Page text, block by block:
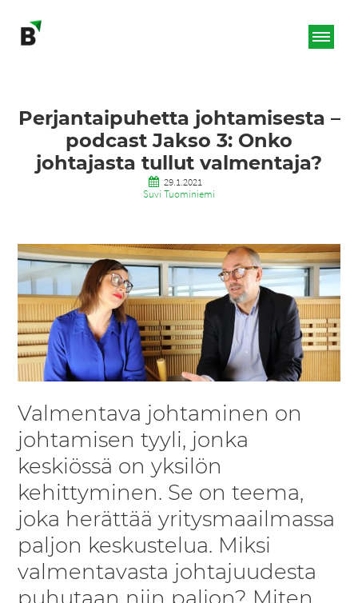
Perjantaipuhetta johtamisesta –
podcast Jakso 3: Onko
johtajasta tullut valmentaja?
29.1.2021
Suvi Tuominiemi
Valmentava johtaminen on
johtamisen tyyli, jonka
keskiössä on yksilön
kehittyminen. Se on teema,
joka herättää yritysmaailmassa
paljon keskustelua. Miksi
valmentavasta johtajuudesta